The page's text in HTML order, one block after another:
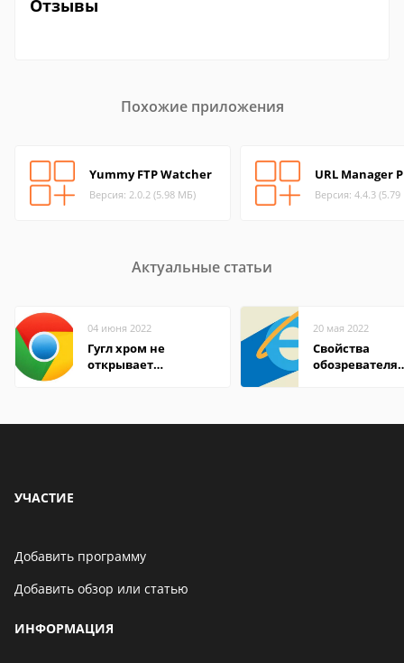
Отзывы
Похожие приложения
Yummy FTP Watcher
Версия: 2.0.2 (5.98 МБ)
URL Manager
Версия: 4.4.3
Актуальные статьи
04 июня 2022
Гугл хром не
открывает
20 мая 2022
Свойства
обозревателя
УЧАСТИЕ
Добавить программу
Добавить обзор или статью
ИНФОРМАЦИЯ